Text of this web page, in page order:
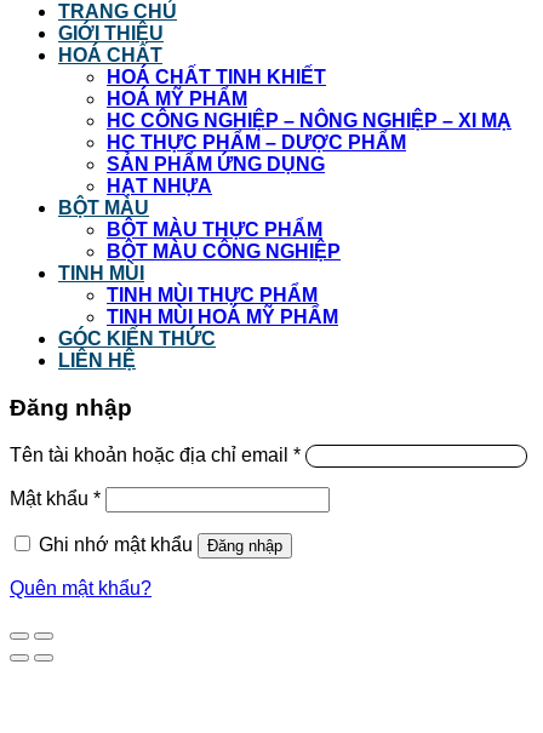
TRANG CHỦ
GIỚI THIỆU
HOÁ CHẤT
HOÁ CHẤT TINH KHIẾT
HOÁ MỸ PHẨM
HC CÔNG NGHIỆP – NÔNG NGHIỆP – XI MẠ
HC THỰC PHẨM – DƯỢC PHẨM
SẢN PHẨM ỨNG DỤNG
HẠT NHỰA
BỘT MÀU
BỘT MÀU THỰC PHẨM
BỘT MÀU CÔNG NGHIỆP
TINH MÙI
TINH MÙI THỰC PHẨM
TINH MÙI HOÁ MỸ PHẨM
GÓC KIẾN THỨC
LIÊN HỆ
Đăng nhập
Tên tài khoản hoặc địa chỉ email *
Mật khẩu *
Ghi nhớ mật khẩu Đăng nhập
Quên mật khẩu?